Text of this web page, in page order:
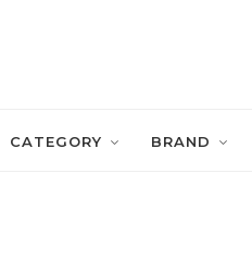
CATEGORY BRAND